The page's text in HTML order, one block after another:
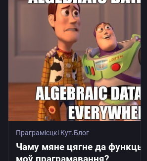
Праграмісцкі Кут.Блог
Чаму мяне цягне да
моў праграмавання?